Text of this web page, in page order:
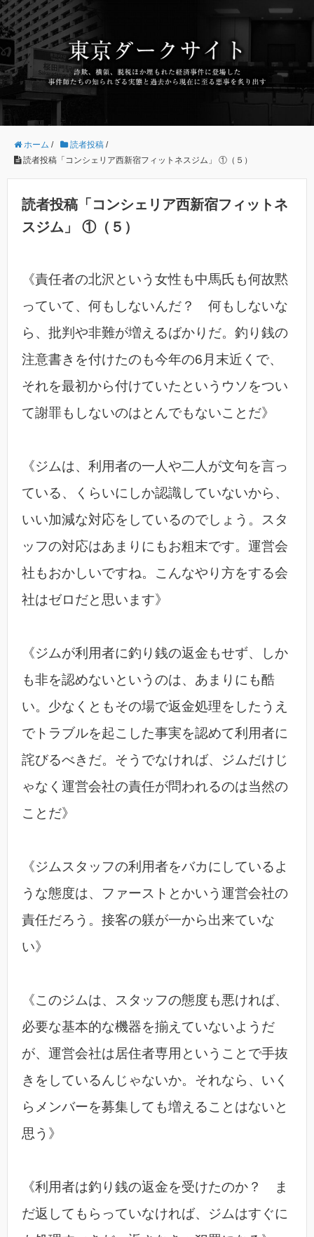
ホーム / 読者投稿 /
読者投稿「コンシェリア西新宿フィットネスジム」 ①（５）
読者投稿「コンシェリア西新宿フィットネ
スジム」 ①（５）
《責任者の北沢という女性も中馬氏も何故黙
っていて、何もしないんだ？ 何もしないな
ら、批判や非難が増えるばかりだ。釣り銭の
注意書きを付けたのも今年の6月末近くで、
それを最初から付けていたというウソをつい
て謝罪もしないのはとんでもないことだ》
《ジムは、利用者の一人や二人が文句を言っ
ている、くらいにしか認識していないから、
いい加減な対応をしているのでしょう。スタ
ッフの対応はあまりにもお粗末です。運営会
社もおかしいですね。こんなやり方をする会
社はゼロだと思います》
《ジムが利用者に釣り銭の返金もせず、しか
も非を認めないというのは、あまりにも酷
い。少なくともその場で返金処理をしたうえ
でトラブルを起こした事実を認めて利用者に
詫びるべきだ。そうでなければ、ジムだけじ
ゃなく運営会社の責任が問われるのは当然の
ことだ》
《ジムスタッフの利用者をバカにしているよ
うな態度は、ファーストとかいう運営会社の
責任だろう。接客の躾が一から出来ていな
い》
《このジムは、スタッフの態度も悪ければ、
必要な基本的な機器を揃えていないようだ
が、運営会社は居住者専用ということで手抜
きをしているんじゃないか。それなら、いく
らメンバーを募集しても増えることはないと
思う》
《利用者は釣り銭の返金を受けたのか？ ま
だ返してもらっていなければ、ジムはすぐに